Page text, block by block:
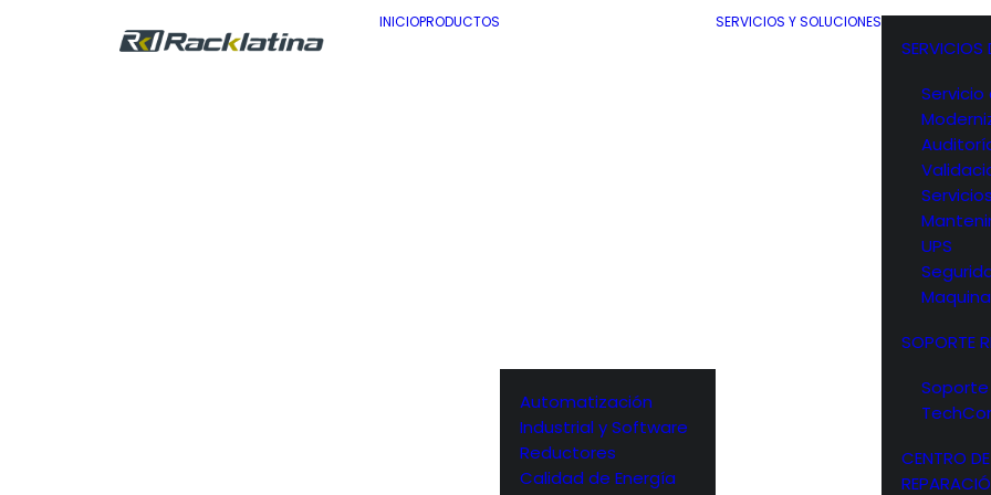
INICIOPRODUCTOS
Automatización
Industrial y Software
Reductores
Calidad de Energía
SERVICIOS Y SOLUCIONES
SERVICIOS
UPS
SOPORTE
Soporte
CENTRO DE